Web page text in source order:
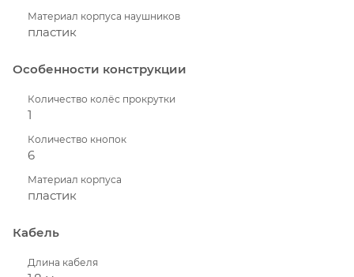
Материал корпуса наушников
пластик
Особенности конструкции
Количество колёс прокрутки
1
Количество кнопок
6
Материал корпуса
пластик
Кабель
Длина кабеля